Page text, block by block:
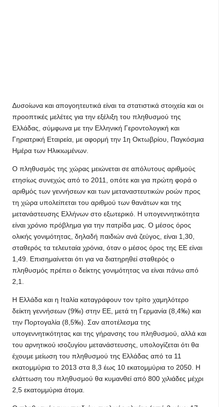
Δυσοίωνα και απογοητευτικά είναι τα στατιστικά στοιχεία και οι
προοπτικές μελέτες για την εξέλιξη του πληθυσμού της
Ελλάδας, σύμφωνα με την Ελληνική Γεροντολογική και
Γηριατρική Εταιρεία, με αφορμή την 1η Οκτωβρίου, Παγκόσμια
Ημέρα των Ηλικιωμένων.
Ο πληθυσμός της χώρας μειώνεται σε απόλυτους αριθμούς
ετησίως συνεχώς από το 2011, οπότε και για πρώτη φορά ο
αριθμός των γεννήσεων και των μεταναστευτικών ροών προς
τη χώρα υπολείπεται του αριθμού των θανάτων και της
μετανάστευσης Ελλήνων στο εξωτερικό. Η υπογεννητικότητα
είναι χρόνιο πρόβλημα για την πατρίδα μας. Ο μέσος όρος
ολικής γονιμότητας, δηλαδή παιδιών ανά ζεύγος, είναι 1,30,
σταθερός τα τελευταία χρόνια, όταν ο μέσος όρος της ΕΕ είναι
1,49. Επισημαίνεται ότι για να διατηρηθεί σταθερός ο
πληθυσμός πρέπει ο δείκτης γονιμότητας να είναι πάνω από
2,1.
Η Ελλάδα και η Ιταλία καταγράφουν τον τρίτο χαμηλότερο
δείκτη γεννήσεων (9‰) στην ΕΕ, μετά τη Γερμανία (8,4‰) και
την Πορτογαλία (8,5‰). Σαν αποτέλεσμα της
υπογεννητικότητας και της γήρανσης του πληθυσμού, αλλά και
του αρνητικού ισοζυγίου μετανάστευσης, υπολογίζεται ότι θα
έχουμε μείωση του πληθυσμού της Ελλάδας από τα 11
εκατομμύρια το 2013 στα 8,3 έως 10 εκατομμύρια το 2050. Η
ελάττωση του πληθυσμού θα κυμανθεί από 800 χιλιάδες μέχρι
2,5 εκατομμύρια άτομα.